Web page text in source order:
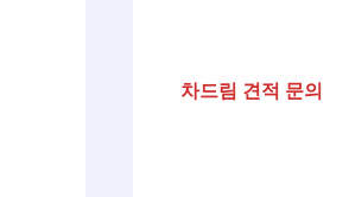
차드림 견적 문의